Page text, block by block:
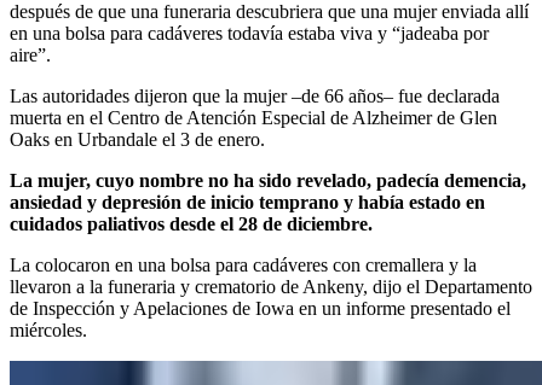
después de que una funeraria descubriera que una mujer enviada allí
en una bolsa para cadáveres todavía estaba viva y “jadeaba por
aire”.
Las autoridades dijeron que la mujer –de 66 años– fue declarada
muerta en el Centro de Atención Especial de Alzheimer de Glen
Oaks en Urbandale el 3 de enero.
La mujer, cuyo nombre no ha sido revelado, padecía demencia,
ansiedad y depresión de inicio temprano y había estado en
cuidados paliativos desde el 28 de diciembre.
La colocaron en una bolsa para cadáveres con cremallera y la
llevaron a la funeraria y crematorio de Ankeny, dijo el Departamento
de Inspección y Apelaciones de Iowa en un informe presentado el
miércoles.